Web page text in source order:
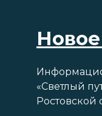
содержанию
«Светлый
Ростовской